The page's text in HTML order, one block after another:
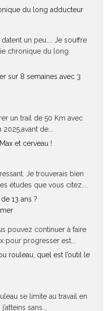
du long adducteur
un peu.... Je souffre
chronique du long
sur 8 semaines avec 3
un trail de 50 Km avec
de...
et cerveau !
Je trouverais bien
études que vous citez....
13 ans ?
pouvez continuer à faire
pour progresser est...
rouleau, quel est l’outil le
se limite au travail en
sans...